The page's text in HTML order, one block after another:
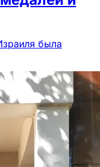
была